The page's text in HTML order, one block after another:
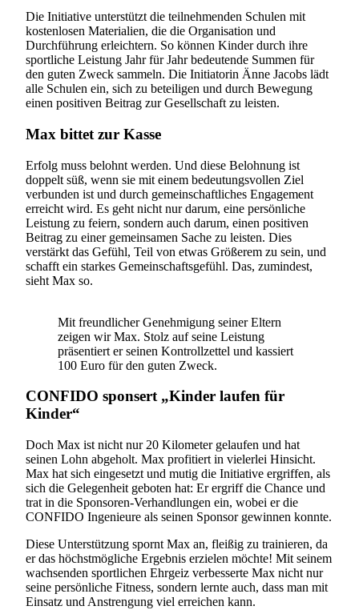
Die Initiative unterstützt die teilnehmenden Schulen mit
kostenlosen Materialien, die die Organisation und
Durchführung erleichtern. So können Kinder durch ihre
sportliche Leistung Jahr für Jahr bedeutende Summen für
den guten Zweck sammeln. Die Initiatorin Änne Jacobs lädt
alle Schulen ein, sich zu beteiligen und durch Bewegung
einen positiven Beitrag zur Gesellschaft zu leisten.
Max bittet zur Kasse
Erfolg muss belohnt werden. Und diese Belohnung ist
doppelt süß, wenn sie mit einem bedeutungsvollen Ziel
verbunden ist und durch gemeinschaftliches Engagement
erreicht wird. Es geht nicht nur darum, eine persönliche
Leistung zu feiern, sondern auch darum, einen positiven
Beitrag zu einer gemeinsamen Sache zu leisten. Dies
verstärkt das Gefühl, Teil von etwas Größerem zu sein, und
schafft ein starkes Gemeinschaftsgefühl. Das, zumindest,
sieht Max so.
Mit freundlicher Genehmigung seiner Eltern
zeigen wir Max. Stolz auf seine Leistung
präsentiert er seinen Kontrollzettel und kassiert
100 Euro für den guten Zweck.
CONFIDO sponsert „Kinder laufen für
Kinder“
Doch Max ist nicht nur 20 Kilometer gelaufen und hat
seinen Lohn abgeholt. Max profitiert in vielerlei Hinsicht.
Max hat sich eingesetzt und mutig die Initiative ergriffen, als
sich die Gelegenheit geboten hat: Er ergriff die Chance und
trat in die Sponsoren-Verhandlungen ein, wobei er die
CONFIDO Ingenieure als seinen Sponsor gewinnen konnte.
Diese Unterstützung spornt Max an, fleißig zu trainieren, da
er das höchstmögliche Ergebnis erzielen möchte! Mit seinem
wachsenden sportlichen Ehrgeiz verbesserte Max nicht nur
seine persönliche Fitness, sondern lernte auch, dass man mit
Einsatz und Anstrengung viel erreichen kann.